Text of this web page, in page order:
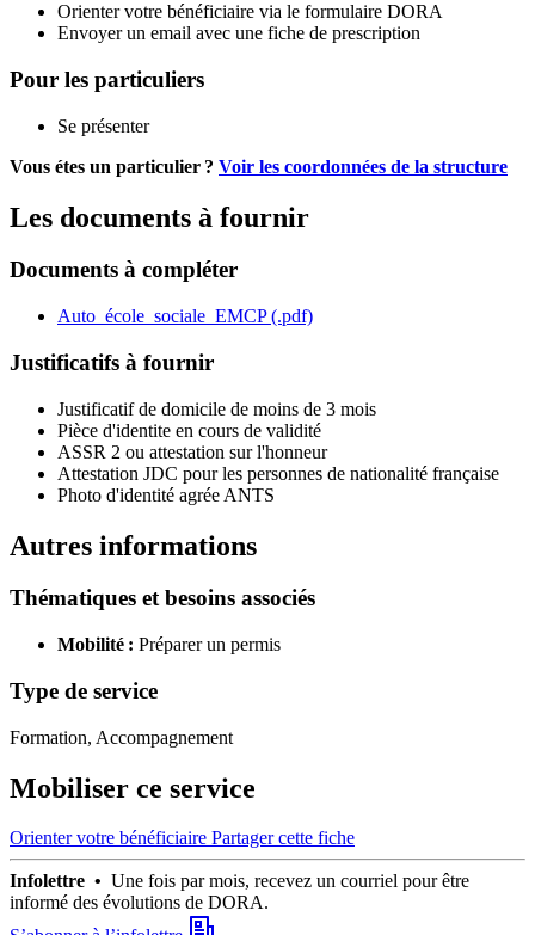
Orienter votre bénéficiaire via le formulaire DORA
Envoyer un email avec une fiche de prescription
Pour les particuliers
Se présenter
Vous étes un particulier ? Voir les coordonnées de la structure
Les documents à fournir
Documents à compléter
Auto_école_sociale_EMCP (.pdf)
Justificatifs à fournir
Justificatif de domicile de moins de 3 mois
Pièce d'identite en cours de validité
ASSR 2 ou attestation sur l'honneur
Attestation JDC pour les personnes de nationalité française
Photo d'identité agrée ANTS
Autres informations
Thématiques et besoins associés
Mobilité : Préparer un permis
Type de service
Formation, Accompagnement
Mobiliser ce service
Orienter votre bénéficiaire Partager cette fiche
Infolettre • Une fois par mois, recevez un courriel pour être
informé des évolutions de DORA.